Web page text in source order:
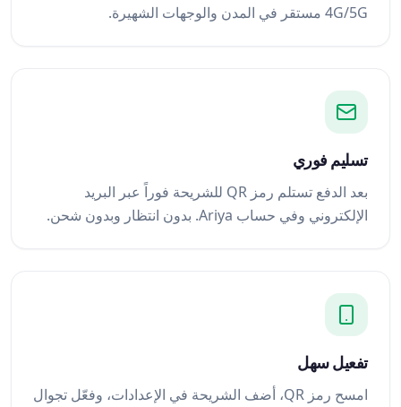
4G/5G مستقر في المدن والوجهات الشهيرة.
تسليم فوري
بعد الدفع تستلم رمز QR للشريحة فوراً عبر البريد
الإلكتروني وفي حساب Ariya. بدون انتظار وبدون شحن.
تفعيل سهل
امسح رمز QR، أضف الشريحة في الإعدادات، وفعّل تجوال